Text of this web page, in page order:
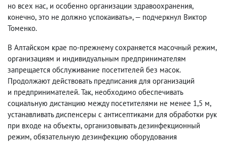
но всех нас, и особенно организации здравоохранения,
конечно, это не должно успокаивать», — подчеркнул Виктор
Томенко.
В Алтайском крае по-прежнему сохраняется масочный режим,
организациям и индивидуальным предпринимателям
запрещается обслуживание посетителей без масок.
Продолжают действовать предписания для организаций
и предпринимателей. Так, необходимо обеспечивать
социальную дистанцию между посетителями не менее 1,5 м,
устанавливать диспенсеры с антисептиками для обработки рук
при входе на объекты, организовывать дезинфекционный
режим, обязательную дезинфекцию оборудования